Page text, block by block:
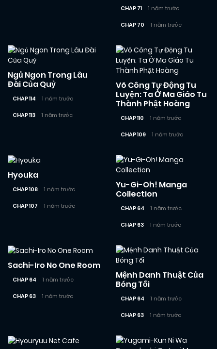
CHAP 71 1 năm trước
CHAP 70 1 năm trước
Ngủ Ngon Trong Lâu
Đài Của Quỷ
CHAP 114 1 năm trước
CHAP 113 1 năm trước
Võ Công Tự Động Tu
Luyện: Ta Ở Ma Giáo Tu
Thành Phật Hoàng
CHAP 110 1 năm trước
CHAP 109 1 năm trước
Hyouka
CHAP 108 1 năm trước
CHAP 107 1 năm trước
Yu-Gi-Oh! Manga
Collection
CHAP 64 1 năm trước
CHAP 63 1 năm trước
Sachi-Iro No One Room
CHAP 64 1 năm trước
CHAP 63 1 năm trước
Mệnh Danh Thuật Của
Bóng Tối
CHAP 64 1 năm trước
CHAP 63 1 năm trước